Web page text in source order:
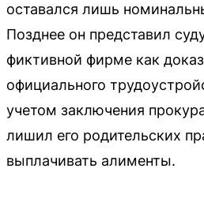
оставался лишь
Позднее он представил
фиктивной фирме как
официального
учетом заключения
лишил его родительских
выплачивать алименты.